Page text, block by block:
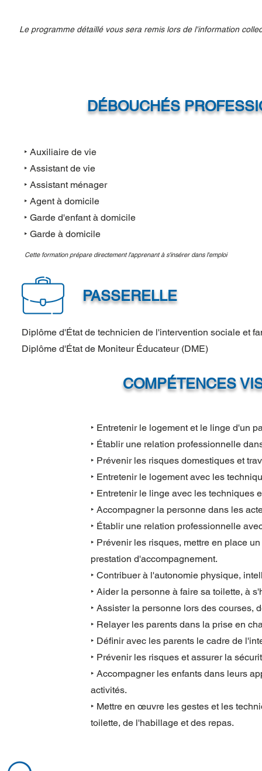
Le programme détaillé vous sera remis lors de l'information
DÉBOUCHÉS
‣ Auxiliaire de vie
‣ Assistant de vie
‣ Assistant ménager
‣ Agent à domicile
‣ Garde d'enfant à domicile
‣ Garde à domicile
Cette formation prépare directement l'apprenant à s'insérer dans l'emploi
PASSERELLE
Diplôme d'État de technicien de l'intervention sociale et
Diplôme d'État de Moniteur Éducateur (DME)
COMPÉTENCES
‣ Entretenir le logement et le linge d'un
‣ Établir une relation professionnelle
‣ Prévenir les risques domestiques et
‣ Entretenir le logement avec les
‣ Entretenir le linge avec les techniques
‣ Accompagner la personne dans les
‣ Établir une relation professionnelle
‣ Prévenir les risques, mettre en place
prestation d'accompagnement.
‣ Contribuer à l'autonomie physique,
‣ Aider la personne à faire sa toilette, à
‣ Assister la personne lors des courses,
‣ Relayer les parents dans la prise en
‣ Définir avec les parents le cadre de
‣ Prévenir les risques et assurer la
‣ Accompagner les enfants dans leurs
activités.
‣ Mettre en œuvre les gestes et les
toilette, de l'habillage et des repas.